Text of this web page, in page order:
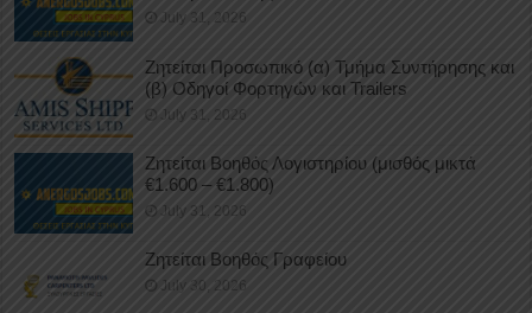
July 31, 2026
Ζητείται Προσωπικό (α) Τμήμα Συντήρησης και
(β) Οδηγοί Φορτηγών και Trailers
July 31, 2026
Ζητείται Βοηθός Λογιστηρίου (μισθός μικτά
€1.600 – €1.800)
July 31, 2026
Ζητείται Βοηθός Γραφείου
July 30, 2026